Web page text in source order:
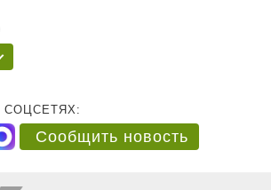
СОЦСЕТЯХ:
Сообщить новость